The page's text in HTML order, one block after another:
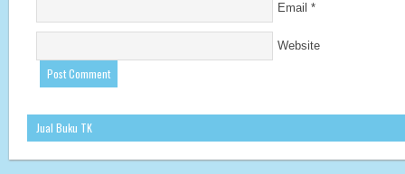
Email *
Website
Jual Buku TK